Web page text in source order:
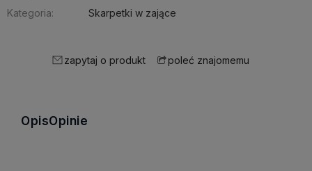
Kategoria:
Skarpetki w zające
zapytaj o produkt poleć znajomemu
OpisOpinie